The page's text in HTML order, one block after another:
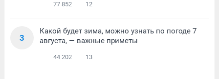
77 852 12
3
Какой будет зима, можно узнать по погоде 7
августа, — важные приметы
44 202 13